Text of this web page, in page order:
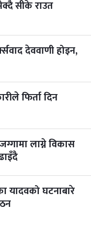
सीके राउत
देववाणी होइन,
फिर्ता दिन
लाग्ने विकास
यादवको घटनाबारे